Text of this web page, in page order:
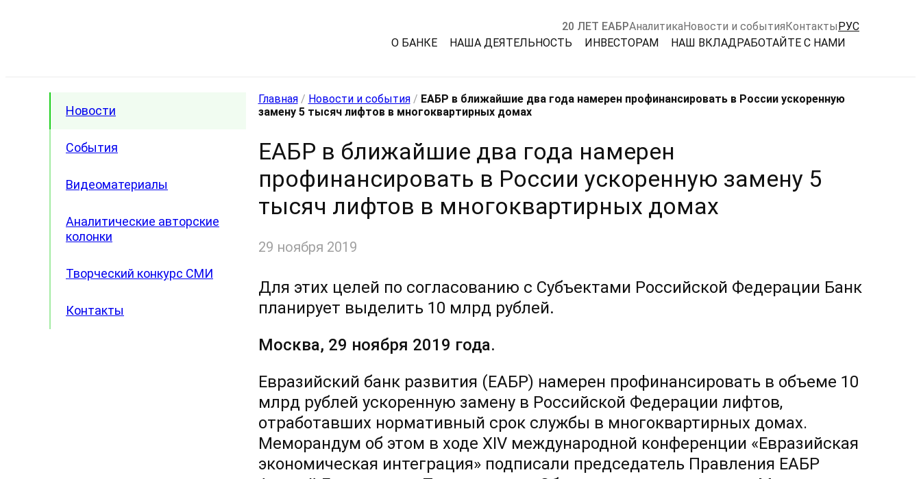
20 ЛЕТ ЕАБРАналитикаНовости и событияКонтактыРУС
О БАНКЕ
НАША ДЕЯТЕЛЬНОСТЬ ИНВЕСТОРАМ НАШ ВКЛАДРАБОТАЙТЕ С НАМИ
Новости
События
Видеоматериалы
Аналитические авторские
колонки
Творческий конкурс СМИ
Контакты
Главная/ Новости и события/ ЕАБР в ближайшие два года намерен профинансировать в России ускоренную
замену 5 тысяч лифтов в многоквартирных домах
ЕАБР в ближайшие два года намерен
профинансировать в России ускоренную замену 5
тысяч лифтов в многоквартирных домах
29 ноября 2019
Для этих целей по согласованию с Субъектами Российской Федерации Банк
планирует выделить 10 млрд рублей.
Москва, 29 ноября 2019 года.
Евразийский банк развития (ЕАБР) намерен профинансировать в объеме 10
млрд рублей ускоренную замену в Российской Федерации лифтов,
отработавших нормативный срок службы в многоквартирных домах.
Меморандум об этом в ходе XIV международной конференции «Евразийская
экономическая интеграция» подписали председатель Правления ЕАБР